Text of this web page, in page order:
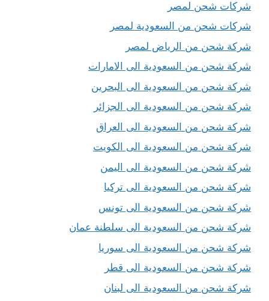
شركات شحن لمصر
شركات شحن من السعودية لمصر
شركة شحن من الرياض لمصر
شركة شحن من السعودية الى الامارات
شركة شحن من السعودية الى البحرين
شركة شحن من السعودية الى الجزائر
شركة شحن من السعودية الى العراق
شركة شحن من السعودية الى الكويت
شركة شحن من السعودية الى اليمن
شركة شحن من السعودية الى تركيا
شركة شحن من السعودية الى تونس
شركة شحن من السعودية الى سلطنة عمان
شركة شحن من السعودية الى سوريا
شركة شحن من السعودية الى قطر
شركة شحن من السعودية الى لبنان